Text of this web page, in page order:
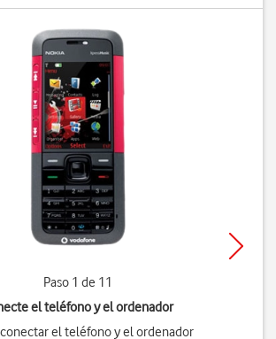
Paso 1 de 11
el teléfono y el ordenador
el teléfono y el ordenador